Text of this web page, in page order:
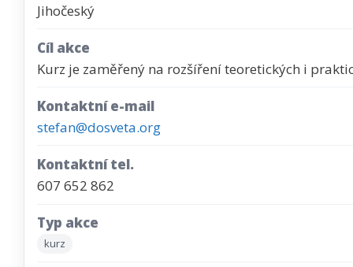
Jihočeský
Cíl akce
Kurz je zaměřený na rozšíření teoretických i
Kontaktní e-mail
stefan@dosveta.org
Kontaktní tel.
607 652 862
Typ akce
kurz